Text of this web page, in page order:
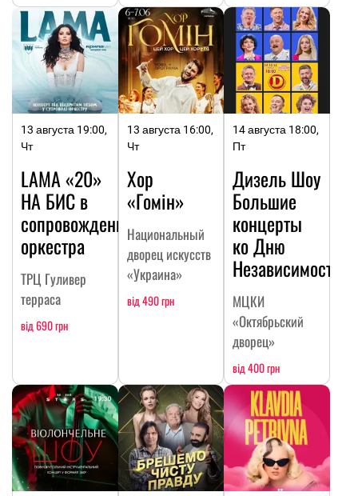
13 августа 19:00,
Чт
LAMA «20»
НА БИC в
сопровождении
оркестра
ТРЦ Гуливер
терраса
від 690 грн
13 августа 16:00,
Чт
Хор
«Гомін»
Национальный
дворец искусств
«Украина»
від 490 грн
14 августа 18:00,
Пт
Дизель Шоу
Большие
концерты
ко Дню
Независимости
МЦКИ
«Октябрьский
дворец»
від 400 грн